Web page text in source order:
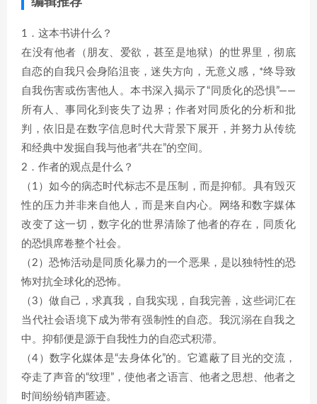
1．这本书讲什么？
在没有他者（朋友、爱欲，甚至是地狱）的世界里，彻底
自恋的自我只会身陷沮丧，迷失方向，无意义感，*终导致
自我伤害或伤害他人。本书深入揭示了“同质化的恐惧”——
所有人、事同化到丧失了边界；作者对同质化的分析和批
判，依旧是在数字信息时代大背景下展开，并努力从传统
和经典中发掘自我与他者“共在”的空间。
2．作者的观点是什么？
（1）如今的病态时代标志不是压制，而是抑郁。具有毁灭
性的压力并非来自他人，而是来自内心。网络和数字媒体
改变了这一切，数字化的世界清除了他者的存在，同质化
的恐惧席卷整个社会。
（2）恐怖活动是同质化暴力的一个恶果，是以独特性的恐
怖对抗全球化的恐怖。
（3）做自己，求真我，自我实现，自我完善，这些词汇在
当代社会语境下成为带有强制性的自恋。我沉溺在自我之
中。抑郁便是源于自我性力的自恋式积滞。
（4）数字化媒体是“去身体化”的。它遮蔽了目光的交流，
夺走了声音的“纹理”，使他者之语言、他者之思想、他者之
时间纷纷销声匿迹。